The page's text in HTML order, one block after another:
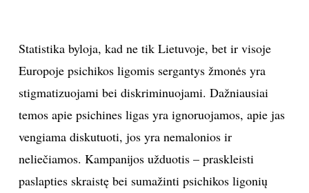
Statistika byloja, kad ne tik Lietuvoje, bet ir visoje
Europoje psichikos ligomis sergantys žmonės yra
stigmatizuojami bei diskriminuojami. Dažniausiai
temos apie psichines ligas yra ignoruojamos, apie jas
vengiama diskutuoti, jos yra nemalonios ir
neliečiamos. Kampanijos užduotis – praskleisti
paslapties skraistę bei sumažinti psichikos ligonių